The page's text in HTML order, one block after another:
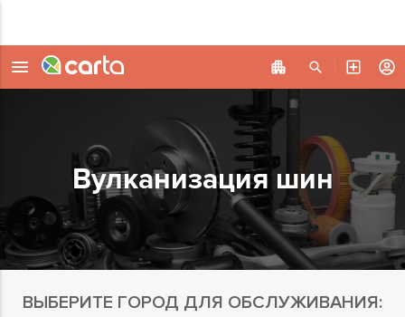
Вулканизация шин
ВЫБЕРИТЕ ГОРОД ДЛЯ ОБСЛУЖИВАНИЯ: